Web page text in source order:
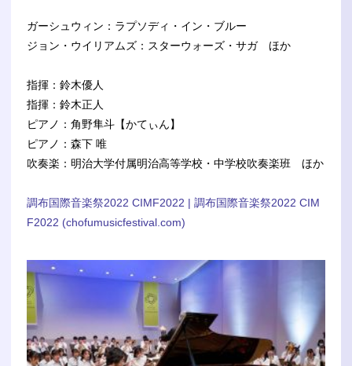
ガーシュウィン：ラプソディ・イン・ブルー
ジョン・ウイリアムズ：スターウォーズ・サガ ほか
指揮：鈴木優人
指揮：鈴木正人
ピアノ：角野隼斗【かてぃん】
ピアノ：森下 唯
吹奏楽：明治大学付属明治高等学校・中学校吹奏楽班 ほか
調布国際音楽祭2022 CIMF2022 | 調布国際音楽祭2022 CIM
F2022 (chofumusicfestival.com)